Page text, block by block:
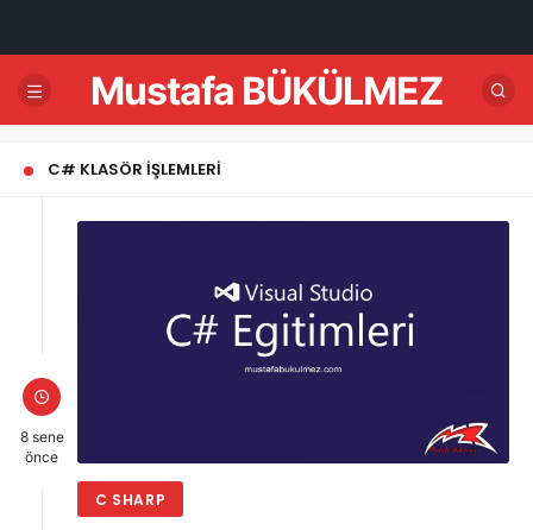
Mustafa BÜKÜLMEZ
C# KLASÖR İŞLEMLERI
8 sene
önce
C SHARP